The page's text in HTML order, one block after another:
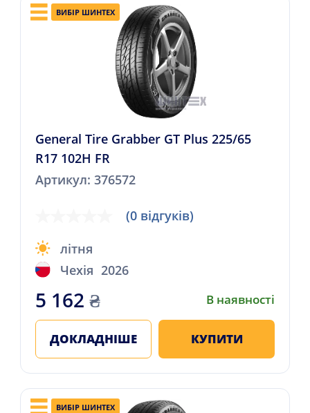
ВИБІР ШИНТЕХ
General Tire Grabber GT Plus 225/65
R17 102H FR
Артикул: 376572
(0 відгуків)
літня
Чехія 2026
5 162 ₴ В наявності
ДОКЛАДНІШЕ КУПИТИ
ВИБІР ШИНТЕХ